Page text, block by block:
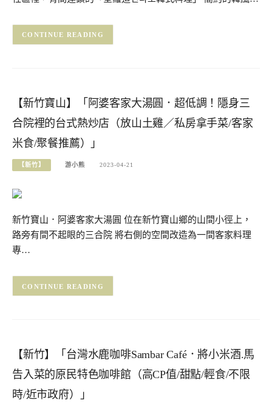
CONTINUE READING
【新竹寶山】「阿婆客家大湯圓．超低調！隱身三
合院裡的台式熱炒店（放山土雞／私房拿手菜/客家
米食/聚餐推薦）」
【新竹】 游小熊 2023-04-21
新竹寶山．阿婆客家大湯圓 位在新竹寶山鄉的山間小徑上，
路旁有間不起眼的三合院 將右側的空間改造為一間客家料理
專…
CONTINUE READING
【新竹】「台灣水鹿咖啡Sambar Café．將小米酒.馬
告入菜的原民特色咖啡館（高CP值/甜點/輕食/不限
時/近市政府）」